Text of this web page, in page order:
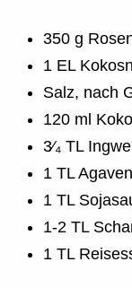
350 g
1 EL
Salz, nach
120 ml
3⁄₄ TL
1 TL
1 TL
1-2 TL
1 TL